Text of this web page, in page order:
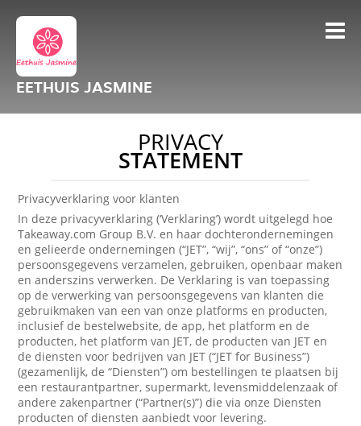
EETHUIS JASMINE
PRIVACY
STATEMENT
Privacyverklaring voor klanten
In deze privacyverklaring (‘Verklaring’) wordt uitgelegd hoe
Takeaway.com Group B.V. en haar dochterondernemingen
en gelieerde ondernemingen (“JET”, “wij”, “ons” of “onze”)
persoonsgegevens verzamelen, gebruiken, openbaar maken
en anderszins verwerken. De Verklaring is van toepassing
op de verwerking van persoonsgegevens van klanten die
gebruikmaken van een van onze platforms en producten,
inclusief de bestelwebsite, de app, het platform en de
producten, het platform van JET, de producten van JET en
de diensten voor bedrijven van JET (“JET for Business”)
(gezamenlijk, de “Diensten”) om bestellingen te plaatsen bij
een restaurantpartner, supermarkt, levensmiddelenzaak of
andere zakenpartner (“Partner(s)”) die via onze Diensten
producten of diensten aanbiedt voor levering.